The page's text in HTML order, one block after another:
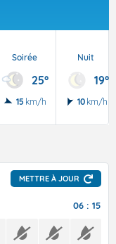
Soirée
25°
15 km/h
Nuit
19°
10 km/h
METTRE À JOUR
06 : 15